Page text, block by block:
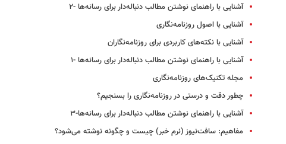
آشنایی با راهنمای نوشتن مطالب دنباله‌دار برای رسانه‌ها -۲
آشنایی با اصول روزنامه‌نگاری
آشنایی با نکته‌های کاربردی برای روزنامه‌نگاران
آشنایی با راهنمای نوشتن مطالب دنباله‌دار برای رسانه‌ها -۱
مجله تکنیک‌های روزنامه‌نگاری
چطور دقت و درستی در روزنامه‌نگاری را بسنجیم؟
آشنایی با راهنمای نوشتن مطالب دنباله‌دار برای رسانه‌ها-۳
مفاهیم: سافت‌نیوز (نرم خبر) چیست و چگونه نوشته می‌شود؟